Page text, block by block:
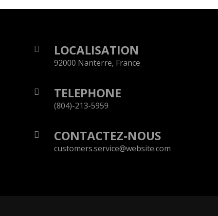
LOCALISATION
92000 Nanterre, France
TELEPHONE
(804)-213-5959
CONTACTEZ-NOUS
customers.service@website.com